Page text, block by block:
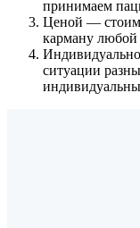
принимаем
Ценой —
карману любой
ситуации